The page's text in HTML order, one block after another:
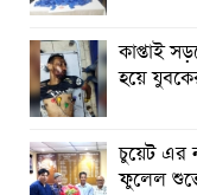
পার্বতীপুরে জুলাই
আত্রাইয়ে যথাযোগ্য
কাপ্তাই
হয়ে
চুয়েট এর
ফুলেল